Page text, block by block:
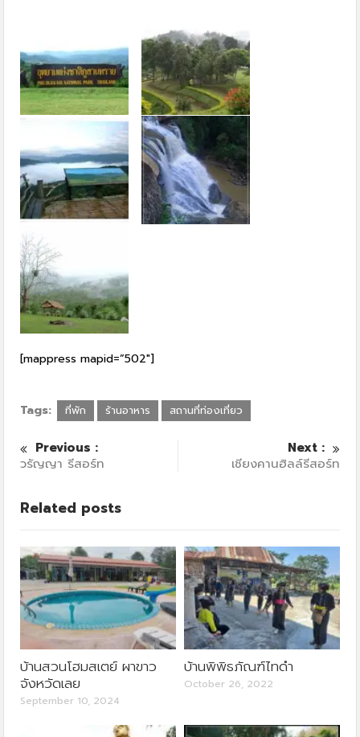
[mappress mapid=”502″]
Tags: ที่พัก ร้านอาหาร สถานที่ท่องเที่ยว
Previous :
วรัญญา รีสอร์ท
Next :
เชียงคานฮิลล์รีสอร์ท
Related posts
บ้านสวนโฮมสเตย์ ผาขาว
จังหวัดเลย
September 10, 2024
บ้านพิพิธภัณฑ์ไทดำ
October 26, 2022